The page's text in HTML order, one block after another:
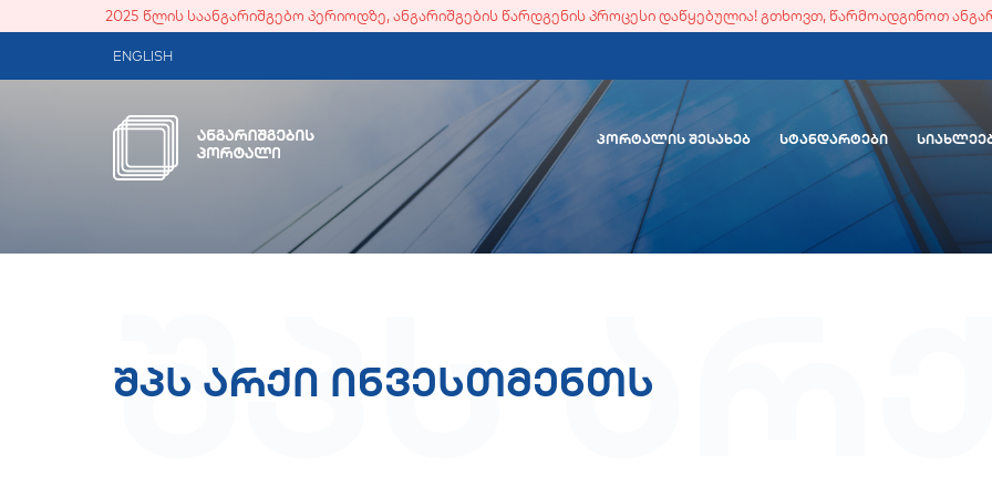
2025 წლის საანგარიშგებო პერიოდზე, ანგარიშგების წარდგენის პროცესი დაწყებულია! გთხოვთ, წარმოადგინოთ
ENGLISH
ᲞᲝᲠᲢᲐᲚᲘᲡ ᲨᲔᲡᲐᲮᲔᲑ ᲡᲢᲐᲜᲓᲐᲠᲢᲔᲑᲘ
შპს არქი ინვესთმენთს
შპს